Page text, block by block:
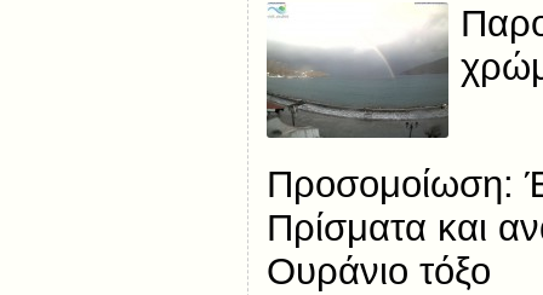
Προσομοίωση:
Πρίσματα και
Ουράνιο τόξο